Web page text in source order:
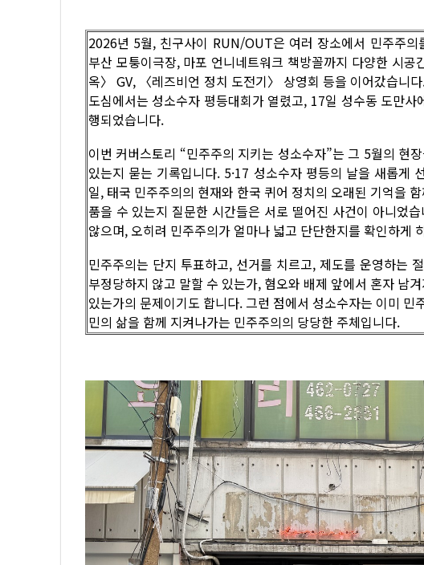
2026년 5월, 친구사이 RUN/OUT은 여러 장소에서 민주주
부산 모퉁이극장, 마포 언니네트워크 책방꼴까지 다양한 시
옥〉 GV, 〈레즈비언 정치 도전기〉 상영회 등을 이어갔습니
도심에서는 성소수자 평등대회가 열렸고, 17일 성수동 도만
행되었습니다.
이번 커버스토리 “민주주의 지키는 성소수자”는 그 5월의 현
있는지 묻는 기록입니다. 5·17 성소수자 평등의 날을 새롭게
일, 태국 민주주의의 현재와 한국 퀴어 정치의 오래된 기억을
품을 수 있는지 질문한 시간들은 서로 떨어진 사건이 아니었
않으며, 오히려 민주주의가 얼마나 넓고 단단한지를 확인하게
민주주의는 단지 투표하고, 선거를 치르고, 제도를 운영하는
부정당하지 않고 말할 수 있는가, 혐오와 배제 앞에서 혼자 남
있는가의 문제이기도 합니다. 그런 점에서 성소수자는 이미
민의 삶을 함께 지켜나가는 민주주의의 당당한 주체입니다.